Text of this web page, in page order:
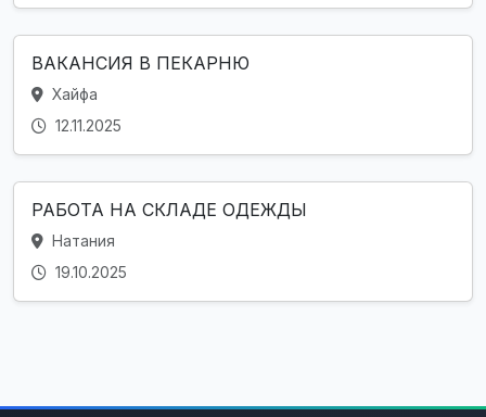
ВАКАНСИЯ В ПЕКАРНЮ
Хайфа
12.11.2025
РАБОТА НА СКЛАДЕ ОДЕЖДЫ
Натания
19.10.2025